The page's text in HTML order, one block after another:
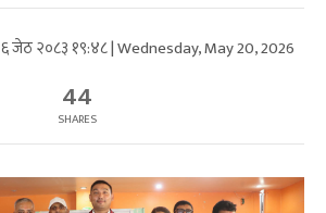
६ जेठ २०८३ १९:४८ | Wednesday, May 20, 2026
44
SHARES